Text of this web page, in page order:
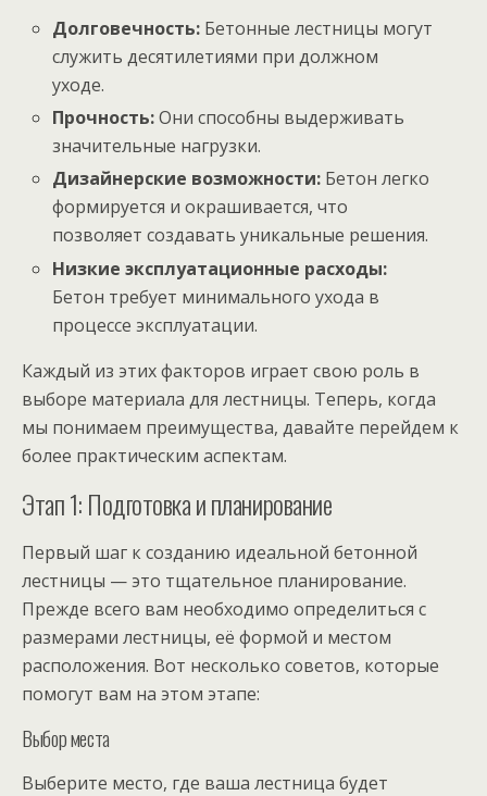
Долговечность: Бетонные лестницы могут
служить десятилетиями при должном
уходе.
Прочность:Они способны выдерживать
значительные нагрузки.
Дизайнерские возможности: Бетон легко
формируется и окрашивается, что
позволяет создавать уникальные решения.
Низкие эксплуатационные расходы:
Бетон требует минимального ухода в
процессе эксплуатации.
Каждый из этих факторов играет свою роль в
выборе материала для лестницы. Теперь, когда
мы понимаем преимущества, давайте перейдем к
более практическим аспектам.
Этап 1: Подготовка и планирование
Первый шаг к созданию идеальной бетонной
лестницы — это тщательное планирование.
Прежде всего вам необходимо определиться с
размерами лестницы, её формой и местом
расположения. Вот несколько советов, которые
помогут вам на этом этапе:
Выбор места
Выберите место, где ваша лестница будет